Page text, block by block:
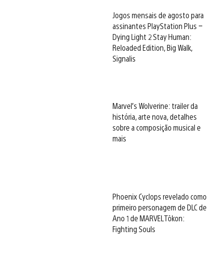
Jogos mensais de agosto para
assinantes PlayStation Plus –
Dying Light 2 Stay Human:
Reloaded Edition, Big Walk,
Signalis
Marvel’s Wolverine: trailer da
história, arte nova, detalhes
sobre a composição musical e
mais
Phoenix Cyclops revelado como
primeiro personagem de DLC de
Ano 1 de MARVEL Tōkon:
Fighting Souls